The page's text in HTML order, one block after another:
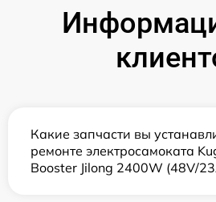
Какие запчасти вы
ремонте электросамоката
Booster Jilong 2400W (48V/